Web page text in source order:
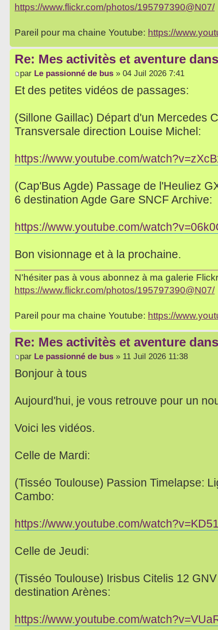
https://www.flickr.com/photos/195797390@N07/
Pareil pour ma chaine Youtube: https://
Re: Mes activitès et aventure
par Le passionné de bus » 04 Juil 2026 7:41
Et des petites vidéos de passages:
(Sillone Gaillac) Départ d'un Mercedes
Transversale direction Louise Michel:
https://www.youtube.com/
(Cap'Bus Agde) Passage de l'Heuliez
6 destination Agde Gare SNCF Archive:
https://www.youtube.com/
Bon visionnage et à la prochaine.
N'hésiter pas à vous abonnez à ma galerie
https://www.flickr.com/photos/195797390@N07/
Pareil pour ma chaine Youtube: https://
Re: Mes activitès et aventure
par Le passionné de bus » 11 Juil 2026 11:38
Bonjour à tous
Aujourd'hui, je vous retrouve pour un
Voici les vidéos.
Celle de Mardi:
(Tisséo Toulouse) Passion Timelapse:
Cambo:
https://www.youtube.com/
Celle de Jeudi:
(Tisséo Toulouse) Irisbus Citelis 12
destination Arènes:
https://www.youtube.com/